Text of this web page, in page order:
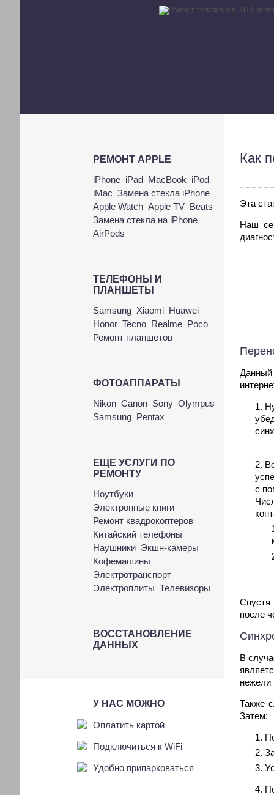
Как
Эта
Наш
Данный
с
Спустя
после
В
нежели
Также
Затем:
РЕМОНТ APPLE
iPhone iPad MacBook iPod
iMac Замена стекла iPhone
Apple Watch Apple TV Beats
Замена стекла на iPhone
AirPods
ТЕЛЕФОНЫ И
ПЛАНШЕТЫ
Samsung Xiaomi Huawei
Honor Tecno Realme Poco
Ремонт планшетов
ФОТОАППАРАТЫ
Nikon Canon Sony Olympus
Samsung Pentax
ЕЩЕ УСЛУГИ ПО
РЕМОНТУ
Ноутбуки
Электронные книги
Ремонт квадрокоптеров
Китайский телефоны
Наушники Экшн-камеры
Кофемашины
Электротранспорт
Электроплиты Телевизоры
ВОССТАНОВЛЕНИЕ
ДАННЫХ
У НАС МОЖНО
Оплатить картой
Подключиться к WiFi
Удобно припарковаться